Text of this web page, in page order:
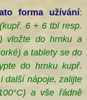
forma užívání:
6 + 6 tbl resp.
vložte do hrnku a
a tablety se do
do hrnku kupř.
další nápoje, zalijte
a vše řádně
®